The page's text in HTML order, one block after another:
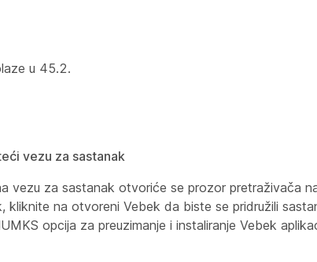
u 45.2.
vezu za sastanak
vezu za sastanak otvoriće se prozor pretraživača
kliknite na otvoreni Vebek da biste se pridružili
opcija za preuzimanje i instaliranje Vebek